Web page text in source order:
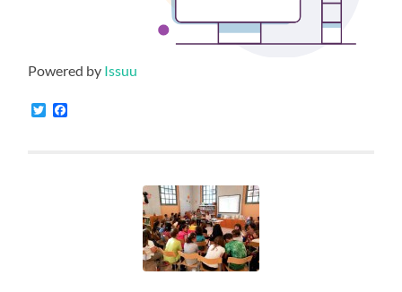
Powered by Issuu
Twitter